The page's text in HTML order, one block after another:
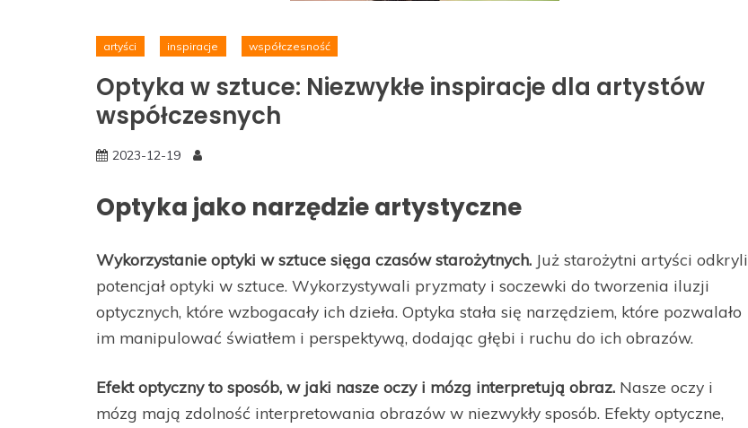
artyści inspiracje współczesność
Optyka w sztuce: Niezwykłe inspiracje dla artystów
współczesnych
2023-12-19
Optyka jako narzędzie artystyczne
Wykorzystanie optyki w sztuce sięga czasów starożytnych. Już starożytni artyści odkryli
potencjał optyki w sztuce. Wykorzystywali pryzmaty i soczewki do tworzenia iluzji
optycznych, które wzbogacały ich dzieła. Optyka stała się narzędziem, które pozwalało
im manipulować światłem i perspektywą, dodając głębi i ruchu do ich obrazów.
Efekt optyczny to sposób, w jaki nasze oczy i mózg interpretują obraz. Nasze oczy i
mózg mają zdolność interpretowania obrazów w niezwykły sposób. Efekty optyczne,